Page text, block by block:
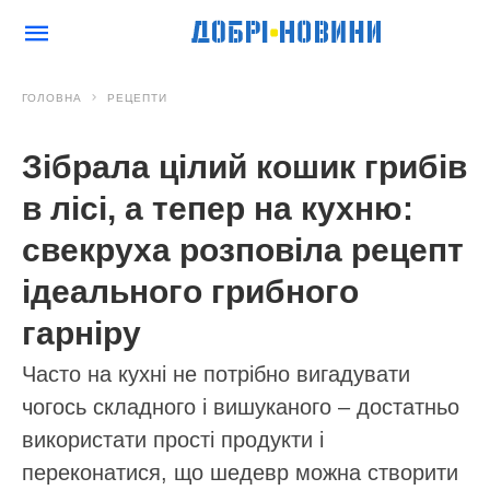
ГОЛОВНА РЕЦЕПТИ
Зібрала цілий кошик грибів
в лісі, а тепер на кухню:
свекруха розповіла рецепт
ідеального грибного
гарніру
Часто на кухні не потрібно вигадувати
чогось складного і вишуканого – достатньо
використати прості продукти і
переконатися, що шедевр можна створити